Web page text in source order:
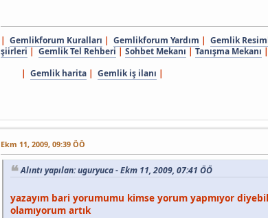
| Gemlikforum Kuralları | Gemlikforum Yardım | Gemlik
şiirleri | Gemlik Tel Rehberi | Sohbet Mekanı | Tanışma Mekanı |
| Gemlik harita | Gemlik iş ilanı |
Ekm 11, 2009, 09:39 ÖÖ
Alıntı yapılan: uguryuca - Ekm 11, 2009, 07:41 ÖÖ
yazayım bari yorumumu kimse yorum yapmıyor
olamıyorum artık